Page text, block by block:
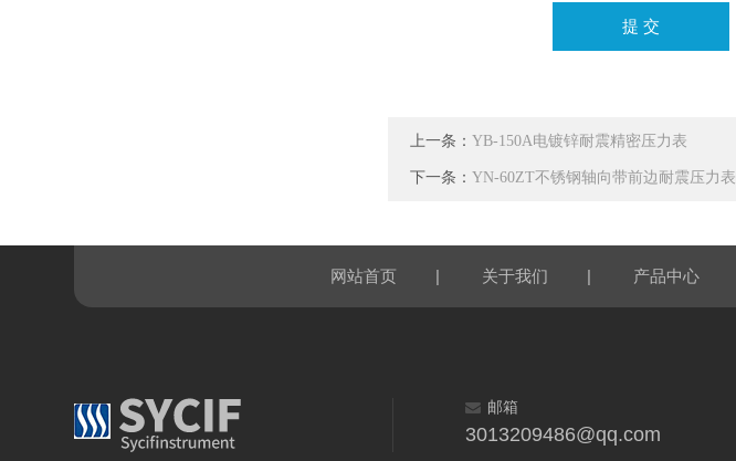
上一条：YB-150A电镀锌耐震精密压力表
下一条：YN-60ZT不锈钢轴向带前边耐震压力表
网站首页 | 关于我们 | 产品中心
邮箱
3013209486@qq.com